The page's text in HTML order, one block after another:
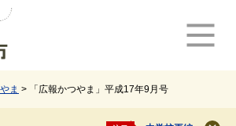
ま > 「広報かつやま」平成17年9月号